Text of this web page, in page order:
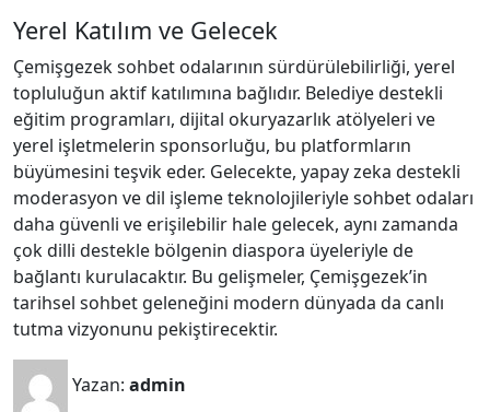
Yerel Katılım ve Gelecek
Çemişgezek sohbet odalarının sürdürülebilirliği, yerel
topluluğun aktif katılımına bağlıdır. Belediye destekli
eğitim programları, dijital okuryazarlık atölyeleri ve
yerel işletmelerin sponsorluğu, bu platformların
büyümesini teşvik eder. Gelecekte, yapay zeka destekli
moderasyon ve dil işleme teknolojileriyle sohbet odaları
daha güvenli ve erişilebilir hale gelecek, aynı zamanda
çok dilli destekle bölgenin diaspora üyeleriyle de
bağlantı kurulacaktır. Bu gelişmeler, Çemişgezek’in
tarihsel sohbet geleneğini modern dünyada da canlı
tutma vizyonunu pekiştirecektir.
Yazan: admin